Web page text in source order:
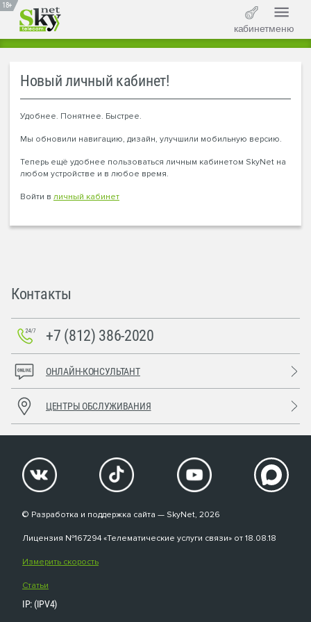
18+
кабинетменю
Новый личный кабинет!
Удобнее. Понятнее. Быстрее.
Мы обновили навигацию, дизайн, улучшили мобильную версию.
Теперь ещё удобнее пользоваться личным кабинетом SkyNet на
любом устройстве и в любое время.
Войти в личный кабинет
Контакты
+7 (812) 386-2020
ОНЛАЙН-КОНСУЛЬТАНТ
ЦЕНТРЫ ОБСЛУЖИВАНИЯ
© Разработка и поддержка сайта — SkyNet, 2026
Лицензия №167294 «Телематические услуги связи» от 18.08.18
Измерить скорость
Статьи
IP: (IPV4)